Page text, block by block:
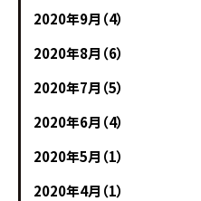
2020年9月（4）
2020年8月（6）
2020年7月（5）
2020年6月（4）
2020年5月（1）
2020年4月（1）